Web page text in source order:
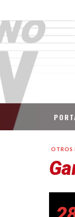
OTROS